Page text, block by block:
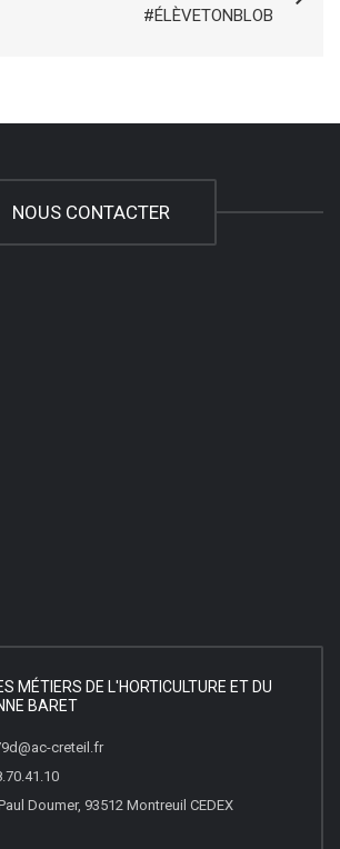
#ÉLÈVETONBLOB
NOUS CONTACTER
MÉTIERS DE L'HORTICULTURE ET DU
BARET
creteil.fr
Doumer, 93512 Montreuil CEDEX